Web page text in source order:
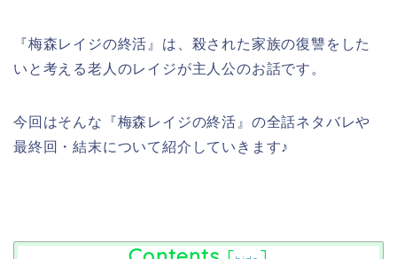
『梅森レイジの終活』は、殺された家族の復讐をした
いと考える老人のレイジが主人公のお話です。
今回はそんな『梅森レイジの終活』の全話ネタバレや
最終回・結末について紹介していきます♪